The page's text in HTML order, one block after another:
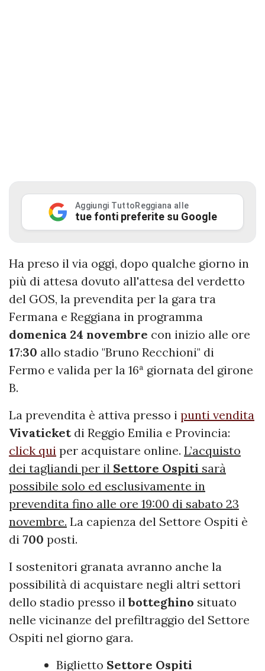
Aggiungi TuttoReggiana alle
tue fonti preferite su Google
Ha preso il via oggi, dopo qualche giorno in
più di attesa dovuto all'attesa del verdetto
del GOS, la prevendita per la gara tra
Fermana e Reggiana in programma
domenica 24 novembre con inizio alle ore
17:30 allo stadio "Bruno Recchioni" di
Fermo e valida per la 16ª giornata del girone
B.
La prevendita è attiva presso i punti vendita
Vivaticket di Reggio Emilia e Provincia:
click qui per acquistare online. L’acquisto
dei tagliandi per il Settore Ospiti sarà
possibile solo ed esclusivamente in
prevendita fino alle ore 19:00 di sabato 23
novembre. La capienza del Settore Ospiti è
di 700 posti.
I sostenitori granata avranno anche la
possibilità di acquistare negli altri settori
dello stadio presso ilbotteghino situato
nelle vicinanze del prefiltraggio del Settore
Ospiti nel giorno gara.
Biglietto Settore Ospiti